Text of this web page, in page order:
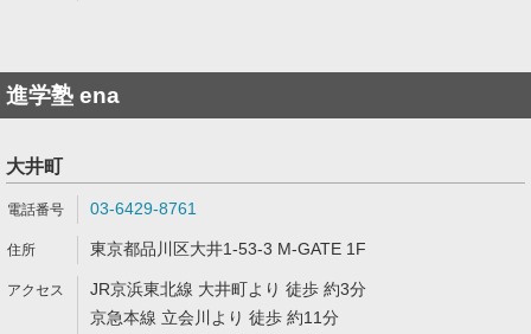
進学塾 ena
大井町
03-6429-8761
東京都品川区大井1-53-3 M-GATE 1F
JR京浜東北線 大井町より 徒歩 約3分
京急本線 立会川より 徒歩 約11分